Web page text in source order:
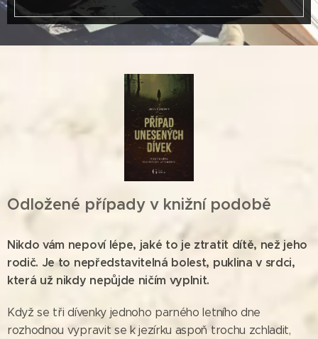
Odložené případy v knižní podobě
Nikdo vám nepoví lépe, jaké to je ztratit dítě, než jeho
rodič. Je to nepředstavitelná bolest, puklina v srdci,
která už nikdy nepůjde ničím vyplnit.
Když se tři dívenky jednoho parného letního dne
rozhodnou vypravit se k jezírku aspoň trochu zchladit,